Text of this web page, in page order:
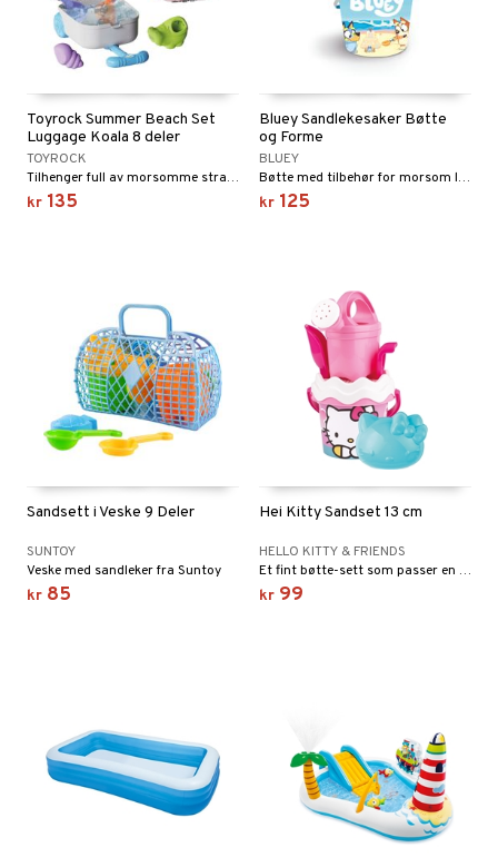
Toyrock Summer Beach Set
Luggage Koala 8 deler
TOYROCK
Tilhenger full av morsomme strandleker!
kr 135
Bluey Sandlekesaker Bøtte
og Forme
BLUEY
Bøtte med tilbehør for morsom lek i sandkassen eller på stranden.
kr 125
Sandsett i Veske 9 Deler
SUNTOY
Veske med sandleker fra Suntoy
kr 85
Hei Kitty Sandset 13 cm
HELLO KITTY & FRIENDS
Et fint bøtte-sett som passer en dag i sanden.
kr 99